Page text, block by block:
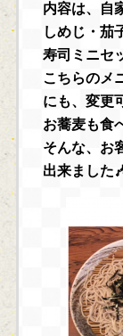
内容は、自
しめじ・茄
寿司ミニセ
こちらのメ
にも、変更
お蕎麦も食
そんな、お
出来ました